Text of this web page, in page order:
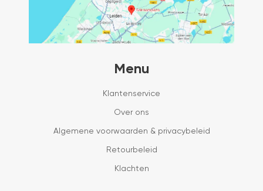
Menu
Klantenservice
Over ons
Algemene voorwaarden & privacybeleid
Retourbeleid
Klachten